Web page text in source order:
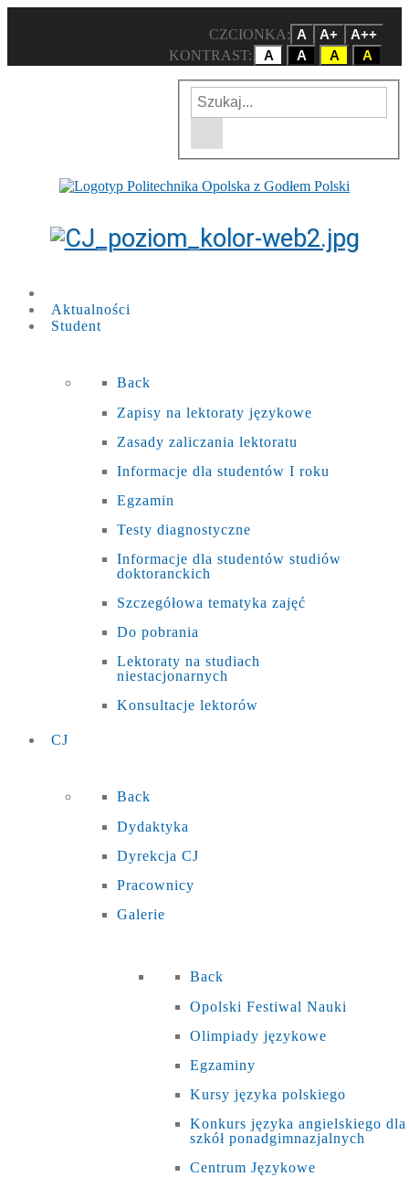
CZCIONKA: A A+
A++
KONTRAST:
A A A A
Wyszukiwarka w witrynie
Wpisz szukaną frazę
Aktualności
Student
Back
Zapisy na lektoraty językowe
Zasady zaliczania lektoratu
Informacje dla studentów I roku
Egzamin
Testy diagnostyczne
Informacje dla studentów studiów
doktoranckich
Szczegółowa tematyka zajęć
Do pobrania
Lektoraty na studiach
niestacjonarnych
Konsultacje lektorów
CJ
Back
Dydaktyka
Dyrekcja CJ
Pracownicy
Galerie
Back
Opolski Festiwal Nauki
Olimpiady językowe
Egzaminy
Kursy języka polskiego
Konkurs języka angielskiego dla
szkół ponadgimnazjalnych
Centrum Językowe